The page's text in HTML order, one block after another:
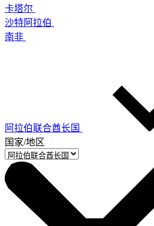
卡塔尔
沙特阿拉伯
南非
阿拉伯联合酋长国
国家/地区